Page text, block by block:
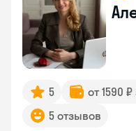
5 от 1590
5 отзывов